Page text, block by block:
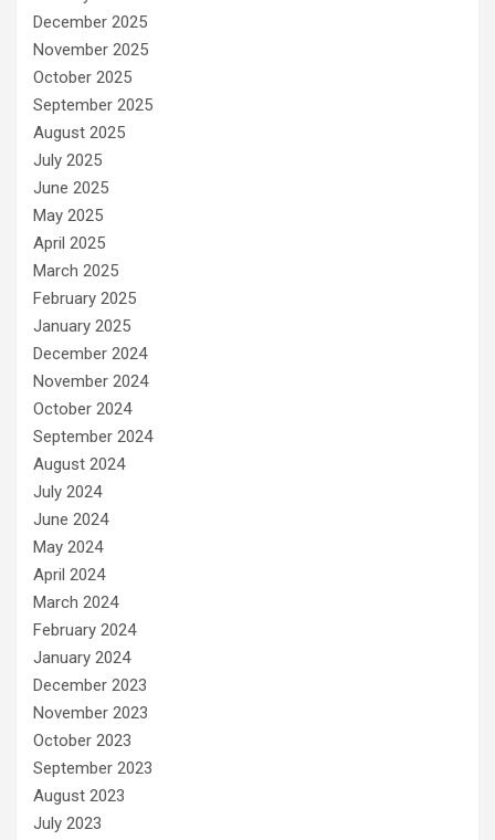
December 2025
November 2025
October 2025
September 2025
August 2025
July 2025
June 2025
May 2025
April 2025
March 2025
February 2025
January 2025
December 2024
November 2024
October 2024
September 2024
August 2024
July 2024
June 2024
May 2024
April 2024
March 2024
February 2024
January 2024
December 2023
November 2023
October 2023
September 2023
August 2023
July 2023